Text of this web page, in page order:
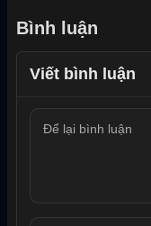
Bình luận
Viết bình luận